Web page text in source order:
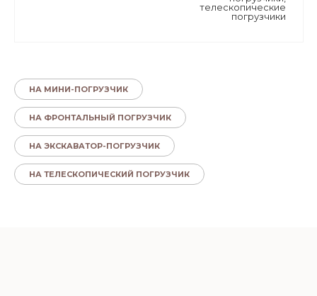
телескопические
погрузчики
НА МИНИ-ПОГРУЗЧИК
НА ФРОНТАЛЬНЫЙ ПОГРУЗЧИК
НА ЭКСКАВАТОР-ПОГРУЗЧИК
НА ТЕЛЕСКОПИЧЕСКИЙ ПОГРУЗЧИК